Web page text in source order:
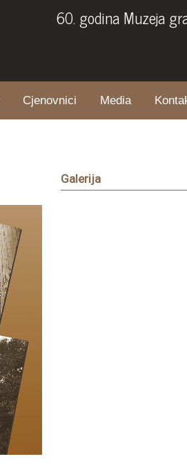
60. godina Muzeja
Cjenovnici Media
Galerija